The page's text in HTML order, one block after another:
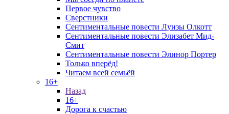
Первое чувство
Сверстники
Сентиментальные повести Луизы Олкотт
Сентиментальные повести Элизабет Мид-
Смит
Сентиментальные повести Элинор Портер
Только вперёд!
Читаем всей семьёй
16+
Назад
16+
Дорога к счастью